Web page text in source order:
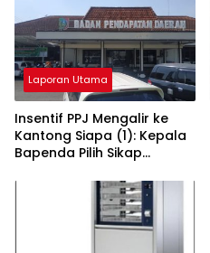
Laporan Utama
Insentif PPJ Mengalir ke
Kantong Siapa (1): Kepala
Bapenda Pilih Sikap